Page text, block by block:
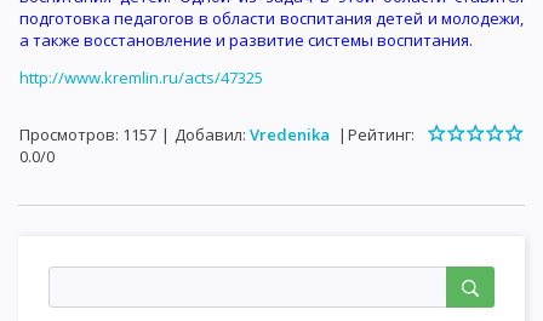
подготовка педагогов в области воспитания детей и молодежи,
а также восстановление и развитие системы воспитания.
http://www.kremlin.ru/acts/47325
Просмотров: 1157 | Добавил: Vredenika | Рейтинг:
0.0/0